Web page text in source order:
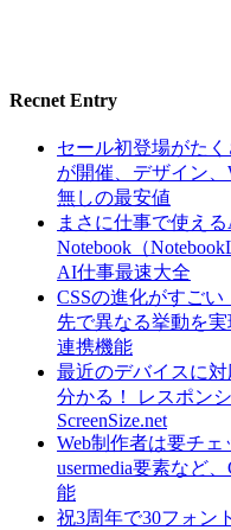
Recnet Entry
セール初登場がた
が開催、デザイン
無しの最安値
まさに仕事で使え
Notebook（
AI仕事最速大全
CSSの進化がすごい
先で異なる挙動を
連携機能
最近のデバイスに
分かる！ レスポン
ScreenSize.net
Web制作者は要チ
usermedia要素など
能
祝3周年で30フォン